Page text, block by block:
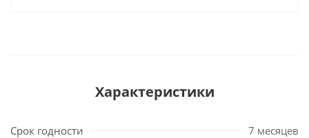
Характеристики
Срок годности
7 месяцев